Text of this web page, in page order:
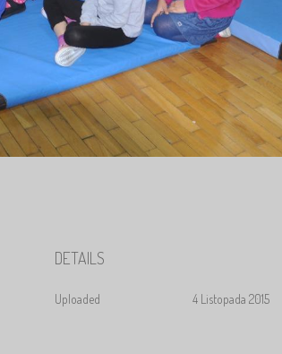
DETAILS
Uploaded 4 Listopada 2015